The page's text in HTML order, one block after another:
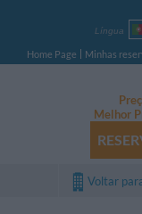
Língua
Home Page Minhas
Melhor
Voltar